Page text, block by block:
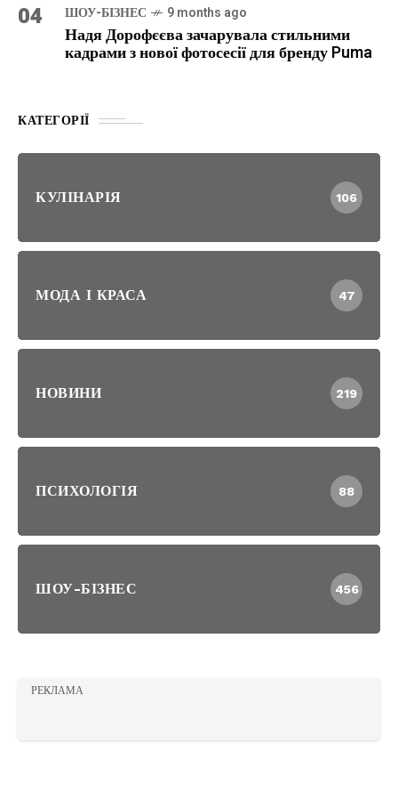
04 ШОУ-БІЗНЕС 9 months ago
Надя Дорофєєва зачарувала стильними
кадрами з нової фотосесії для бренду Puma
КАТЕГОРІЇ
КУЛІНАРІЯ 106
МОДА І КРАСА 47
НОВИНИ 219
ПСИХОЛОГІЯ 88
ШОУ-БІЗНЕС 456
РЕКЛАМА